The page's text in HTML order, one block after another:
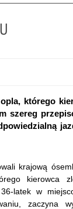
którego
szereg
krajową
kierowca
latek w
zaczyna